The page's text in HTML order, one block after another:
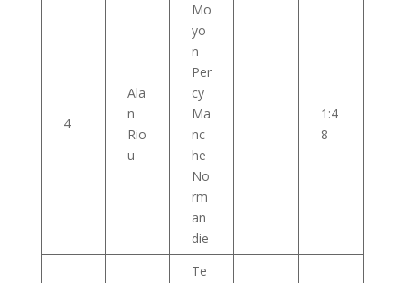
4
Ala
n
Rio
u
Mo
yo
n
Per
cy
Ma
nc
he
No
rm
an
die
1:4
8
Te